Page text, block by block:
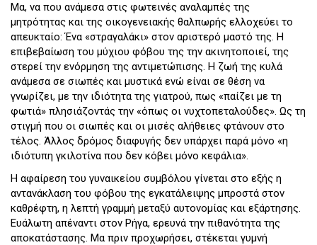
Μα, να που ανάμεσα στις φωτεινές αναλαμπές της
μητρότητας και της οικογενειακής θαλπωρής ελλοχεύει το
απευκταίο: Ένα «στραγαλάκι» στον αριστερό μαστό της. Η
επιβεβαίωση του μύχιου φόβου της την ακινητοποιεί, της
στερεί την ενόρμηση της αντιμετώπισης. Η ζωή της κυλά
ανάμεσα σε σιωπές και μυστικά ενώ είναι σε θέση να
γνωρίζει, με την ιδιότητα της γιατρού, πως «παίζει με τη
φωτιά» πλησιάζοντάς την «όπως οι νυχτοπεταλούδες». Ως τη
στιγμή που οι σιωπές και οι μισές αλήθειες φτάνουν στο
τέλος. Άλλος δρόμος διαφυγής δεν υπάρχει παρά μόνο «η
ιδιότυπη γκιλοτίνα που δεν κόβει μόνο κεφάλια».
Η αφαίρεση του γυναικείου συμβόλου γίνεται στο εξής η
αντανάκλαση του φόβου της εγκατάλειψης μπροστά στον
καθρέφτη, η λεπτή γραμμή μεταξύ αυτονομίας και εξάρτησης.
Ευάλωτη απέναντι στον Ρήγα, ερευνά την πιθανότητα της
αποκατάστασης. Μα πριν προχωρήσει, στέκεται γυμνή